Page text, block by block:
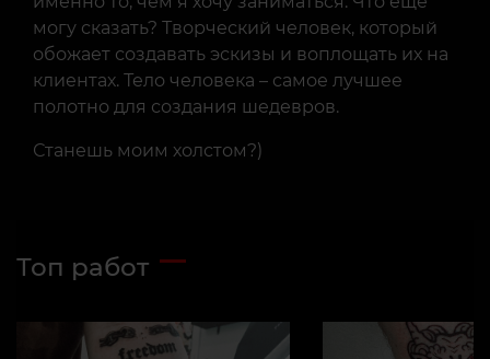
могу сказать? Творческий человек, который
обожает создавать эскизы и воплощать их на
клиентах. Тело человека – самое лучшее
полотно для создания шедевров.
Станешь моим холстом?)
Топ работ